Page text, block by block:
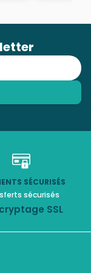
SÉCURISÉS
sécurisés
SSL